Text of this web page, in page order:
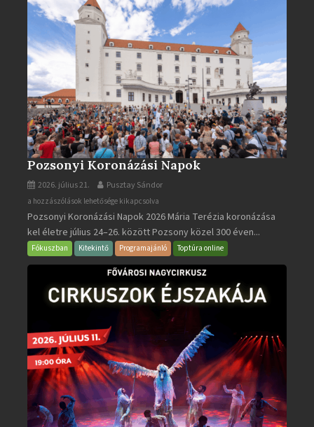
Pozsonyi Koronázási Napok
2026. július 21. Pusztay Sándor
Pozsonyi
Koronázási
Napok
bejegyzéshez
a hozzászólások lehetősége kikapcsolva
Pozsonyi Koronázási Napok 2026 Mária Terézia koronázása
kel életre július 24–26. között Pozsony közel 300 éven...
Fókuszban Kitekintő Programajánló Toptúra online